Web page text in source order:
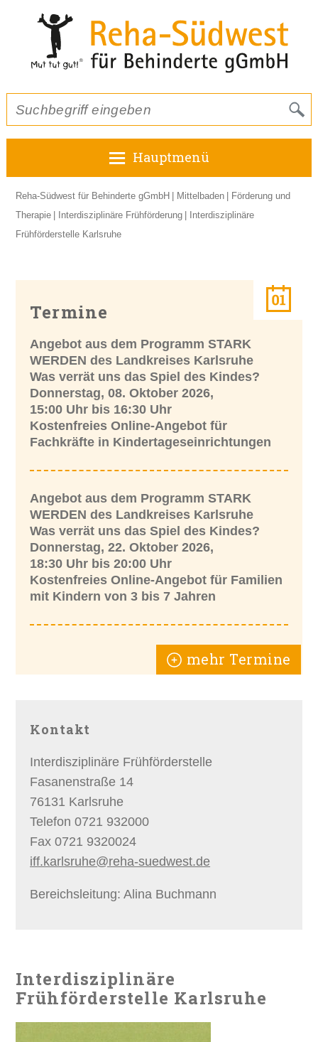
Hauptmenü
Reha-Südwest für Behinderte gGmbH Mittelbaden
Förderung und
Therapie
Interdisziplinäre Frühförderung
Interdisziplinäre
Frühförderstelle Karlsruhe
Termine
Angebot aus dem Programm STARK
WERDEN des Landkreises Karlsruhe
Was verrät uns das Spiel des Kindes?
Donnerstag, 08. Oktober 2026,
15:00 Uhr bis 16:30 Uhr
Kostenfreies Online-Angebot für
Fachkräfte in Kindertageseinrichtungen
Angebot aus dem Programm STARK
WERDEN des Landkreises Karlsruhe
Was verrät uns das Spiel des Kindes?
Donnerstag, 22. Oktober 2026,
18:30 Uhr bis 20:00 Uhr
Kostenfreies Online-Angebot für Familien
mit Kindern von 3 bis 7 Jahren
mehr Termine
Kontakt
Interdisziplinäre Frühförderstelle
Fasanenstraße 14
76131 Karlsruhe
Telefon 0721 932000
Fax 0721 9320024
iff.karlsruhe@reha-suedwest.de
Bereichsleitung: Alina Buchmann
Interdisziplinäre
Frühförderstelle Karlsruhe